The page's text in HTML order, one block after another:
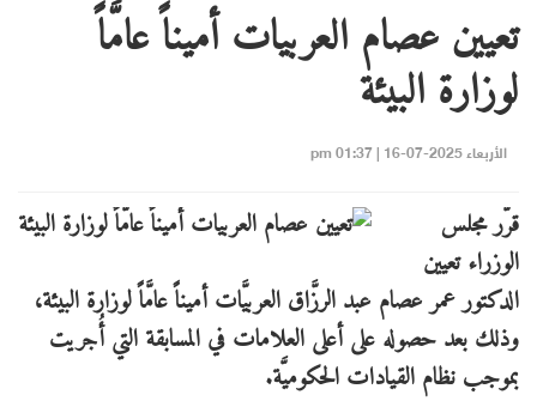
تعيين عصام العربيات أميناً عامَّاً
لوزارة البيئة
الأربعاء 2025-07-16 | 01:37 pm
قرَّر مجلس
الوزراء تعيين
الدكتور عمر عصام عبد الرزَّاق العربيَّات أميناً عامَّاً لوزارة البيئة،
وذلك بعد حصوله على أعلى العلامات في المسابقة التي أُجريت
بموجب نظام القيادات الحكوميَّة.